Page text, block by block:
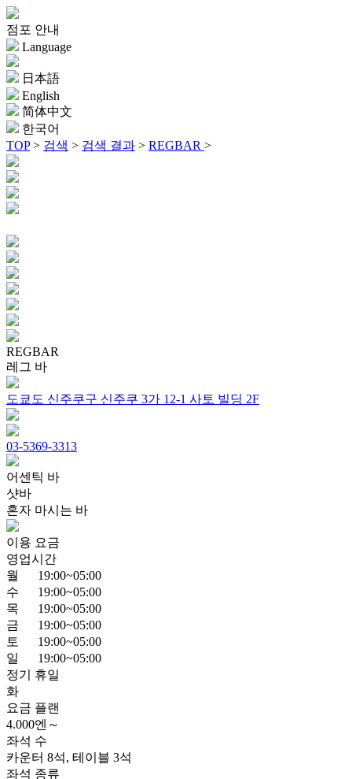
점포 안내
Language
日本語
English
简体中文
한국어
TOP> 검색 > 검색 결과 > REGBAR >
REGBAR
레그 바
도쿄도 신주쿠구 신주쿠 3가 12-1 사토 빌딩 2F
03-5369-3313
어센틱 바
샷바
혼자 마시는 바
이용 요금
영업시간
월
19:00~05:00
수
19:00~05:00
목
19:00~05:00
금
19:00~05:00
토
19:00~05:00
일
19:00~05:00
정기 휴일
화
요금 플랜
4.000엔～
좌석 수
카운터 8석, 테이블 3석
좌석 종류